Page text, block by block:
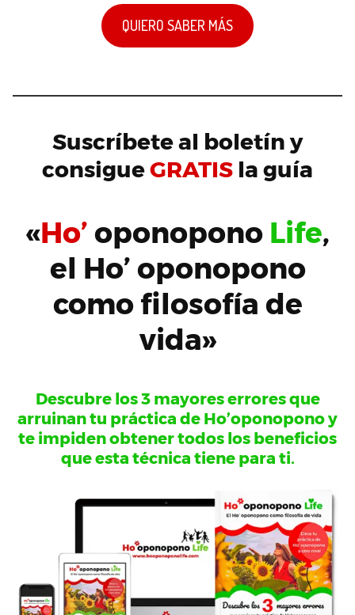
QUIERO SABER MÁS
Suscríbete al boletín y
consigueGRATIS la guía
«Ho’ oponopono Life,
el Ho’ oponopono
como filosofía de
vida»
Descubre los 3 mayores errores que
arruinan tu práctica de Ho’oponopono y
te impiden obtener todos los beneficios
que esta técnica tiene para ti.